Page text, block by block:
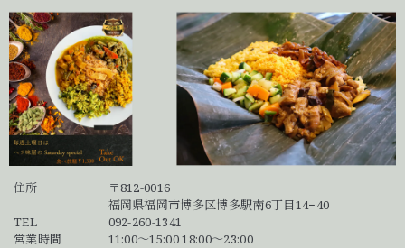
住所
〒812-0016
福岡県福岡市博多区博多駅南6丁目14−40
TEL
092-260-1341
営業時間
11:00～15:00 18:00～23:00